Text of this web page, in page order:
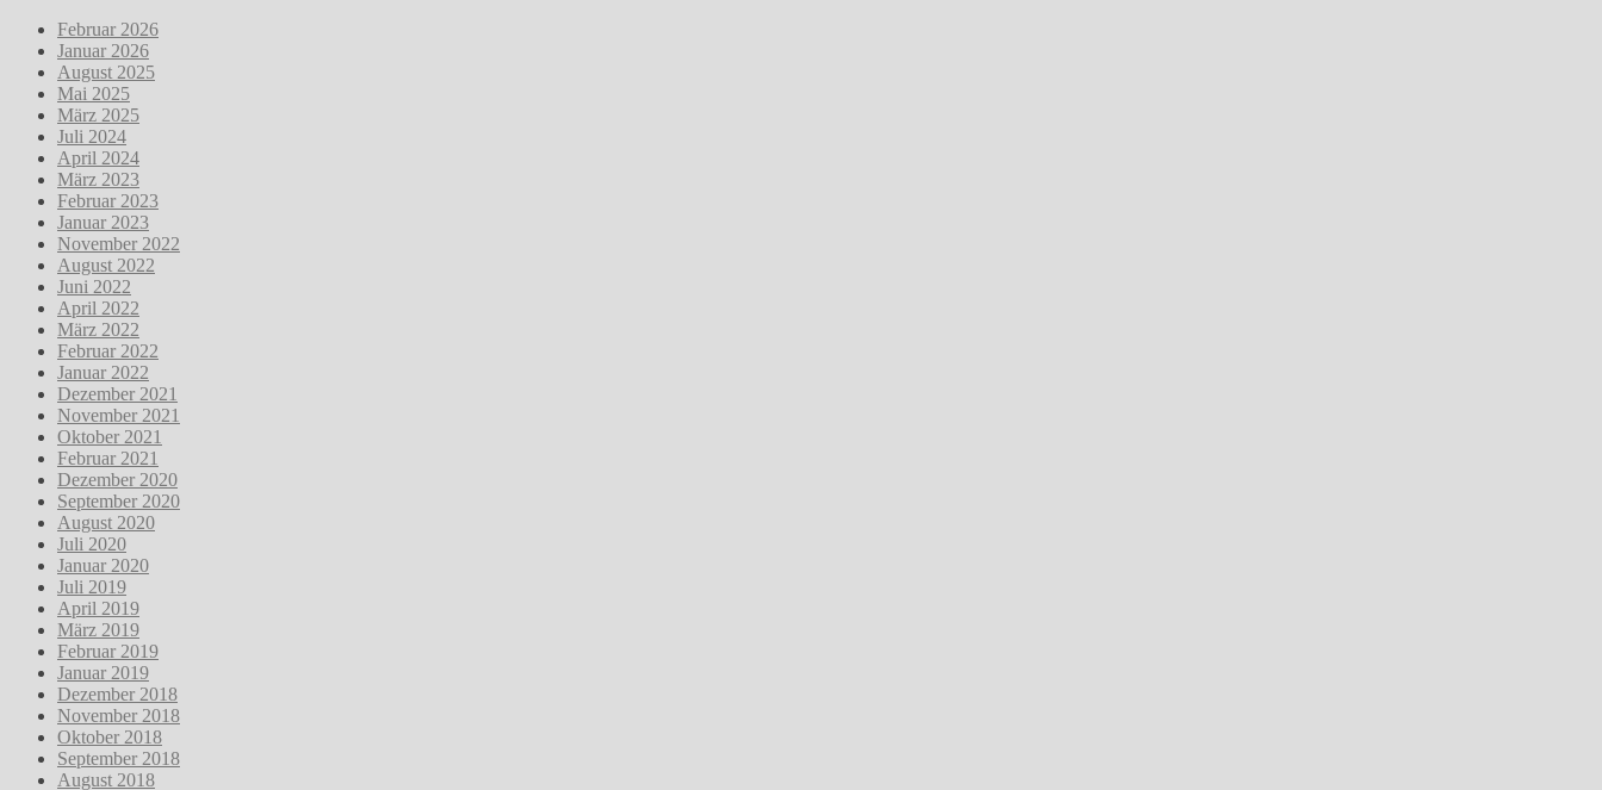
Februar 2026
Januar 2026
August 2025
Mai 2025
März 2025
Juli 2024
April 2024
März 2023
Februar 2023
Januar 2023
November 2022
August 2022
Juni 2022
April 2022
März 2022
Februar 2022
Januar 2022
Dezember 2021
November 2021
Oktober 2021
Februar 2021
Dezember 2020
September 2020
August 2020
Juli 2020
Januar 2020
Juli 2019
April 2019
März 2019
Februar 2019
Januar 2019
Dezember 2018
November 2018
Oktober 2018
September 2018
August 2018